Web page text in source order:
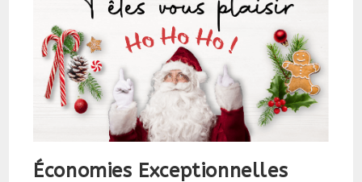
Économies Exceptionnelles